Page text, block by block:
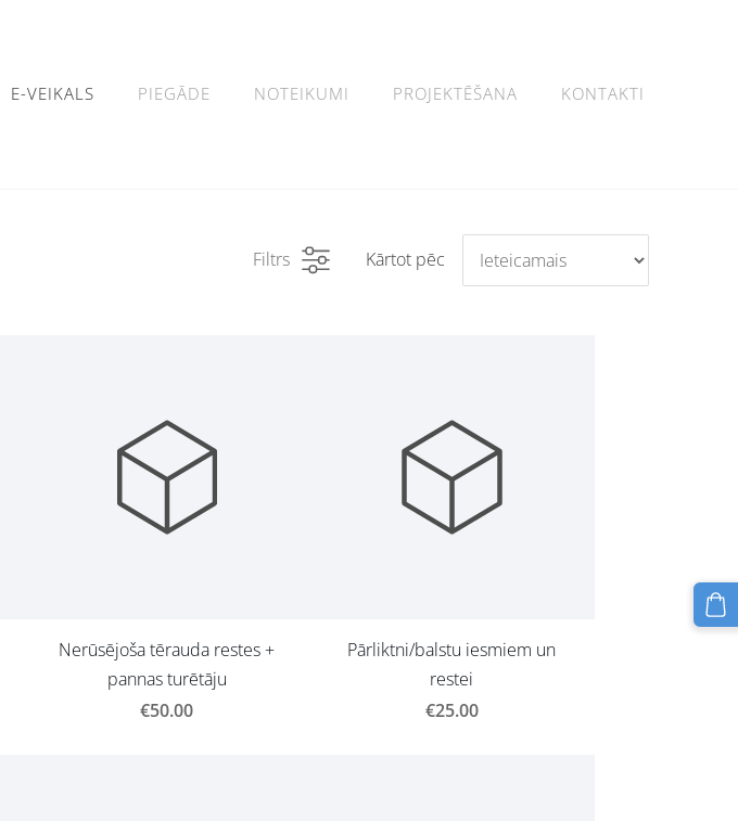
E-VEIKALS PIEGĀDE NOTEIKUMI PROJEKTĒŠANA KONTAKTI
Filtrs Kārtot pēc
Nerūsējoša tērauda restes +
pannas turētāju
€50.00
Pārliktni/balstu iesmiem un
restei
€25.00